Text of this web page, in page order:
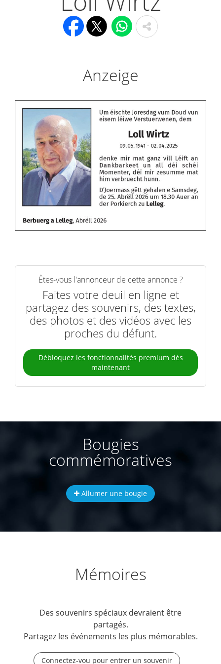
Anzeige
Êtes-vous l'annonceur de cette annonce ?
Faites votre deuil en ligne et
partagez des souvenirs, des textes,
des photos et des vidéos avec les
proches du défunt.
Débloquez les fonctionnalités premium dès
maintenant
Bougies
commémoratives
Allumer une bougie
Mémoires
Des souvenirs spéciaux devraient être
partagés.
Partagez les événements les plus mémorables.
Connectez-vou pour entrer un souvenir